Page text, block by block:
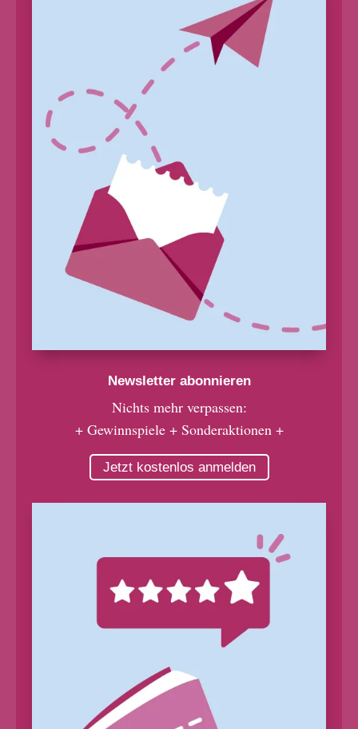
Newsletter abonnieren
Nichts mehr verpassen:
+ Gewinnspiele + Sonderaktionen +
Jetzt kostenlos anmelden